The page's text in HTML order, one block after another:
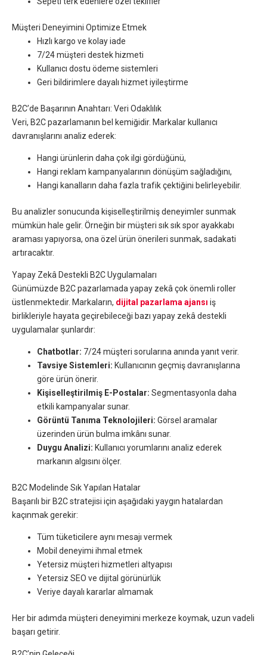
Müşteri Deneyimini Optimize Etmek
Hızlı kargo ve kolay iade
7/24 müşteri destek hizmeti
Kullanıcı dostu ödeme sistemleri
Geri bildirimlere dayalı hizmet iyileştirme
B2C’de Başarının Anahtarı: Veri Odaklılık
Veri, B2C pazarlamanın bel kemiğidir. Markalar kullanıcı
davranışlarını analiz ederek:
Hangi ürünlerin daha çok ilgi gördüğünü,
Hangi reklam kampanyalarının dönüşüm sağladığını,
Hangi kanalların daha fazla trafik çektiğini belirleyebilir.
Bu analizler sonucunda kişiselleştirilmiş deneyimler sunmak
mümkün hale gelir. Örneğin bir müşteri sık sık spor ayakkabı
araması yapıyorsa, ona özel ürün önerileri sunmak, sadakati
artıracaktır.
Yapay Zekâ Destekli B2C Uygulamaları
Günümüzde B2C pazarlamada yapay zekâ çok önemli roller
üstlenmektedir. Markaların, dijital pazarlama ajansı iş
birlikleriyle hayata geçirebileceği bazı yapay zekâ destekli
uygulamalar şunlardır:
Chatbotlar: 7/24 müşteri sorularına anında yanıt verir.
Tavsiye Sistemleri: Kullanıcının geçmiş davranışlarına
göre ürün önerir.
Kişiselleştirilmiş E-Postalar: Segmentasyonla daha
etkili kampanyalar sunar.
Görüntü Tanıma Teknolojileri: Görsel aramalar
üzerinden ürün bulma imkânı sunar.
Duygu Analizi: Kullanıcı yorumlarını analiz ederek
markanın algısını ölçer.
B2C Modelinde Sık Yapılan Hatalar
Başarılı bir B2C stratejisi için aşağıdaki yaygın hatalardan
kaçınmak gerekir:
Tüm tüketicilere aynı mesajı vermek
Mobil deneyimi ihmal etmek
Yetersiz müşteri hizmetleri altyapısı
Yetersiz SEO ve dijital görünürlük
Veriye dayalı kararlar almamak
Her bir adımda müşteri deneyimini merkeze koymak, uzun vadeli
başarı getirir.